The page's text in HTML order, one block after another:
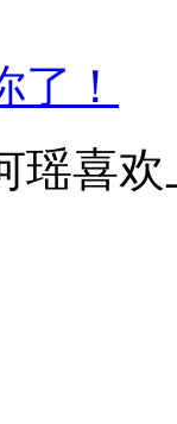
！
瑶喜欢